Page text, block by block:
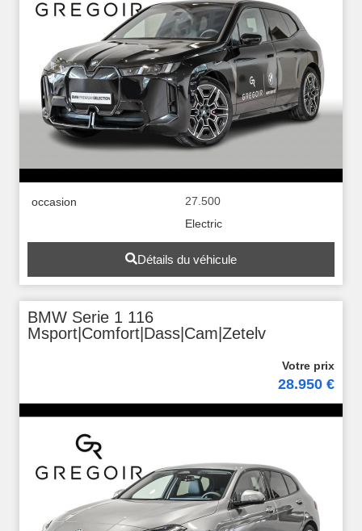
occasion
27.500
Electric
Détails du véhicule
BMW Serie 1 116
Msport|Comfort|Dass|Cam|Zetelv
28.950 €